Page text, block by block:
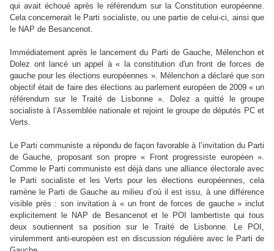
qui avait échoué après le référendum sur la Constitution européenne.
Cela concernerait le Parti socialiste, ou une partie de celui-ci, ainsi que
le NAP de Besancenot.
Immédiatement après le lancement du Parti de Gauche, Mélenchon et
Dolez ont lancé un appel à « la constitution d'un front de forces de
gauche pour les élections européennes ». Mélenchon a déclaré que son
objectif était de faire des élections au parlement européen de 2009 « un
référendum sur le Traité de Lisbonne ». Dolez a quitté le groupe
socialiste à l’Assemblée nationale et rejoint le groupe de députés PC et
Verts.
Le Parti communiste a répondu de façon favorable à l’invitation du Parti
de Gauche, proposant son propre « Front progressiste européen ».
Comme le Parti communiste est déjà dans une alliance électorale avec
le Parti socialiste et les Verts pour les élections européennes, cela
ramène le Parti de Gauche au milieu d’où il est issu, à une différence
visible près : son invitation à « un front de forces de gauche » inclut
explicitement le NAP de Besancenot et le POI lambertiste qui tous
deux soutiennent sa position sur le Traité de Lisbonne. Le POI,
virulemment anti-européen est en discussion régulière avec le Parti de